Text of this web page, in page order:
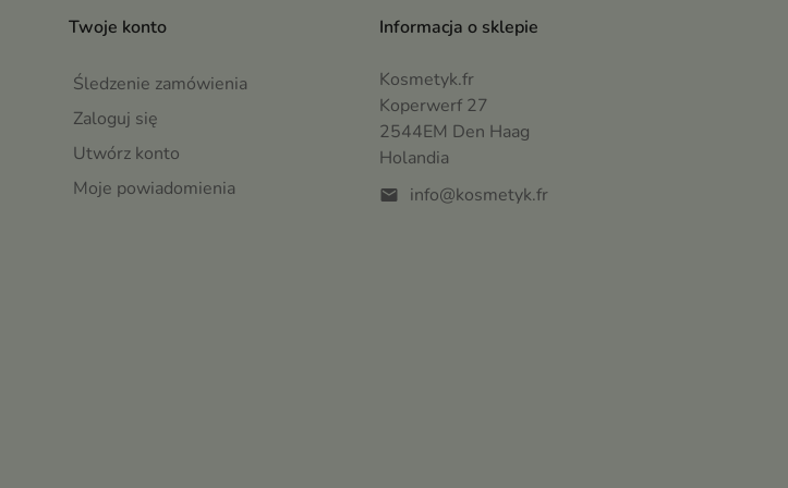
Twoje konto
Śledzenie zamówienia
Zaloguj się
Utwórz konto
Moje powiadomienia
Informacja o sklepie
Kosmetyk.fr
Koperwerf 27
2544EM Den Haag
Holandia
mail info@kosmetyk.fr